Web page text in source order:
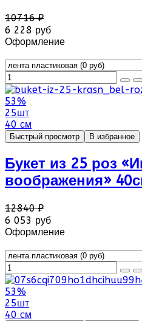
10716 ₽
6 228 руб
Оформление
53%
25шт
40 см
Быстрый просмотр В избранное
Букет из 25 роз
воображения»
12840 ₽
6 053 руб
Оформление
53%
25шт
40 см